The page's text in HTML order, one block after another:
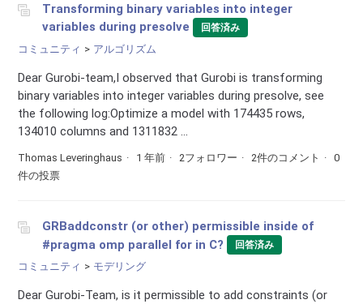
Transforming binary variables into integer
variables during presolve
回答済み
コミュニティ アルゴリズム
Dear Gurobi-team,I observed that Gurobi is transforming
binary variables into integer variables during presolve, see
the following log:Optimize a model with 174435 rows,
134010 columns and 1311832 ...
Thomas Leveringhaus 1 年前 2フォロワー 2件のコメント
0
件の投票
GRBaddconstr (or other) permissible inside of
#pragma omp parallel for in C?
回答済み
コミュニティ モデリング
Dear Gurobi-Team, is it permissible to add constraints (or